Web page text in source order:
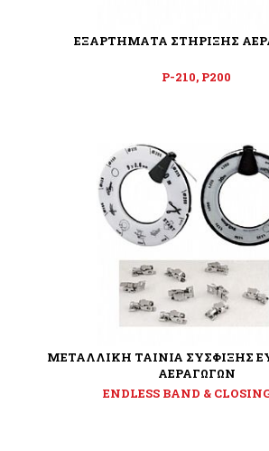
ΕΞΑΡΤΗΜΑΤΑ ΣΤΗΡΙΞΗΣ
P-210, P200
ΜΕΤΑΛΛΙΚΗ ΤΑΙΝΙΑ ΣΥΣΦΙΞΗΣ
ΑΕΡΑΓΩΓΩΝ
ENDLESS BAND &